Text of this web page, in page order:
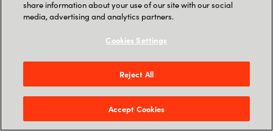
Viel Erfolg!
contact form is no longer available. Please visit
SoftwareOneto get in touch with us.
share information about your use of our site with our social
media, advertising and analytics partners.
Cookies Settings
Reject All
Accept Cookies